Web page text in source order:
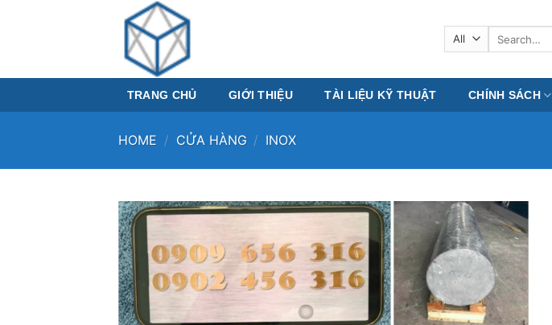
TRANG CHỦ GIỚI THIỆU TÀI LIỆU KỸ THUẬT CHÍNH SÁCH
HOME / CỬA HÀNG / INOX